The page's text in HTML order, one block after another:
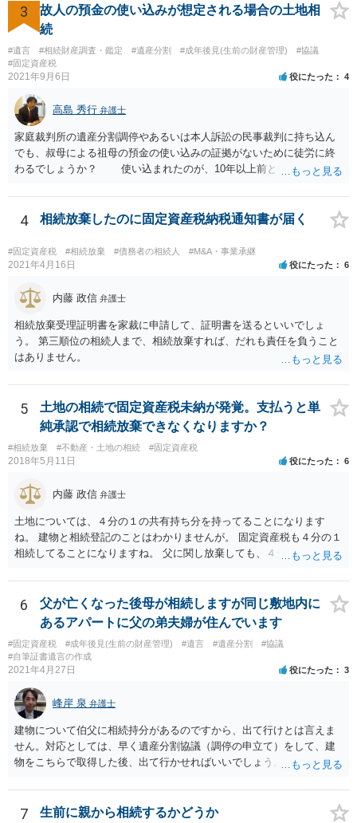
るかになります。 売却できない又は売却できたとしてもわずかな金額
であるとなれば、共有持ち分の放棄ができるかの検討になりますが、
放棄できたとしても時間と費用はかかるので、固定資産税の金額と比
較して費用対効果があるかどうかという検討になります。
3
故人の預金の使い込みが想定される場合の土地相
続
#遺言 #相続財産調査・鑑定 #遺産分割 #成年後見(生前の財産管理)
#協議
#固定資産税
2021年9月6日 役にたった 4
高島 秀行 弁護士
家庭裁判所の遺産分割調停やあるいは本人訴訟の民事裁判に持ち込ん
でも、叔母による祖母の預金の使い込みの証拠がないために徒労に終
わるでしょうか？ 使い込まれたのが、10年以上前ということだと
し、不法行為の構成を取れば知ってから3年以内であれば、損害賠償請
求は可能です。 しかし、使い込みの立証をできるかどうかはわか
りません。 弁護士に面談で詳しい事情を話して相談された方がよ
いと思います。
4 相続放棄したのに固定資産税納税通知書が届く
#固定資産税 #相続放棄 #債務者の相続人 #M&A・事業承継
2021年4月16日 役にたった 6
内藤 政信 弁護士
相続放棄受理証明書を家裁に申請して、証明書を送るといいでしょ
う。 第三順位の相続人まで、相続放棄すれば、だれも責任を負うこと
はありません。
5
土地の相続で固定資産税未納が発覚。支払うと単
純承認で相続放棄できなくなりますか？
#相続放棄 #不動産・土地の相続 #固定資産税
2018年5月11日 役にたった 6
内藤 政信 弁護士
土地については、４分の１の共有持ち分を持ってることになります
ね。 建物と相続登記のことはわかりませんが。 固定資産税も４分の１
相続してることになりますね。 父に関し放棄しても、４分の１はあな
ば、単純承認にはならないでしょう。 役所にも話を通しておいた方が
いいでしょう。 あるいは、相続して売却しても、滞納に追いつかない
ですかね。
6
父が亡くなった後母が相続しますが同じ敷地内に
あるアパートに父の弟夫婦が住んでいます
#固定資産税 #成年後見(生前の財産管理) #遺言 #遺産分割
#協議
#自筆証書遺言の作成
2021年4月27日 役にたった 3
峰岸 泉 弁護士
建物について伯父に相続持分があるのですから、出て行けとは言えま
せん。対応としては、早く遺産分割協議（調停の申立て）をして、建
物をこちらで取得した後、出て行かせればいいでしょう。 建物の固定
っていない部分については請求すればいいと思います。 なお、家賃に
ついては、お父様自身が遺産分割手続をしなかったのですから、あき
7 生前に親から相続するかどうか